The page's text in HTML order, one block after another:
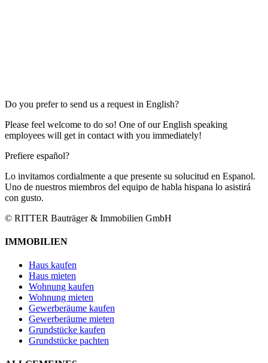
Do you prefer to send us a request in English?
Please feel welcome to do so! One of our English speaking
employees will get in contact with you immediately!
Prefiere español?
Lo invitamos cordialmente a que presente su solucitud en Espanol.
Uno de nuestros miembros del equipo de habla hispana lo asistirá
con gusto.
© RITTER Bauträger & Immobilien GmbH
IMMOBILIEN
Haus kaufen
Haus mieten
Wohnung kaufen
Wohnung mieten
Gewerberäume kaufen
Gewerberäume mieten
Grundstücke kaufen
Grundstücke pachten